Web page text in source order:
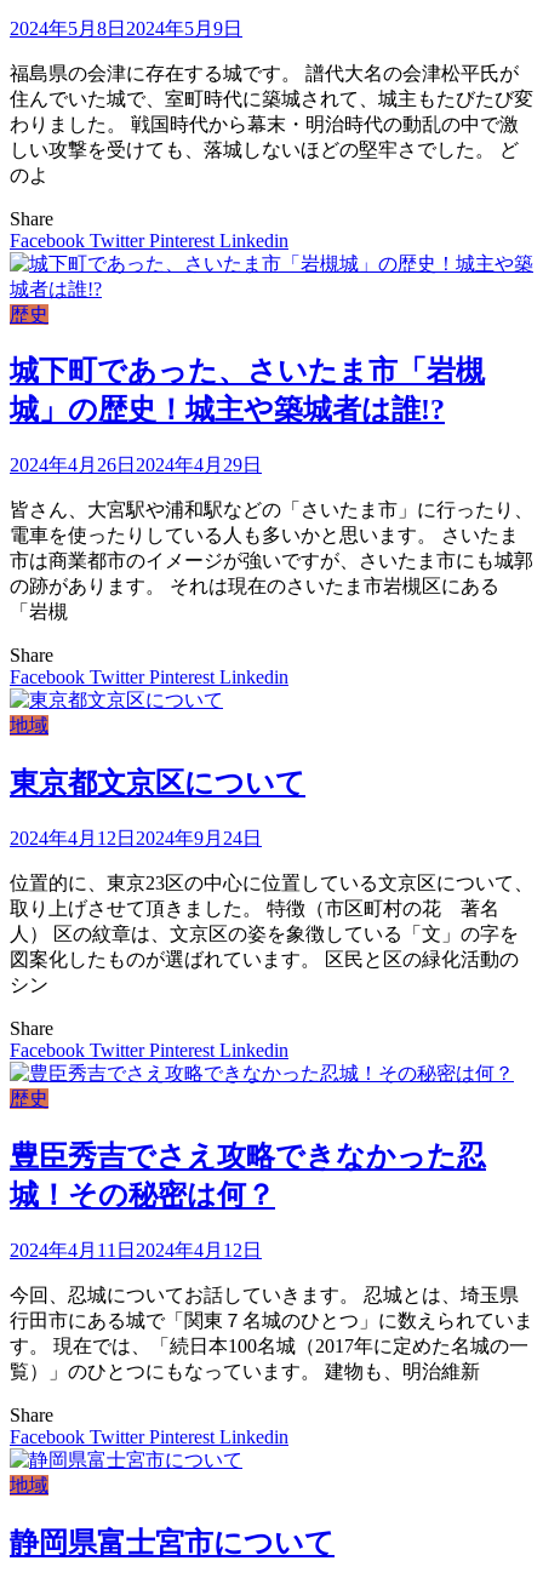
2024年5月8日 2024年5月9日
福島県の会津に存在する城です。 譜代大名の会津松平氏が
住んでいた城で、室町時代に築城されて、城主もたびたび変
わりました。 戦国時代から幕末・明治時代の動乱の中で激
しい攻撃を受けても、落城しないほどの堅牢さでした。 ど
のよ
Share
Facebook TwitterPinterest Linkedin
歴史
城下町であった、さいたま市「岩槻
城」の歴史！城主や築城者は誰!?
2024年4月26日 2024年4月29日
皆さん、大宮駅や浦和駅などの「さいたま市」に行ったり、
電車を使ったりしている人も多いかと思います。 さいたま
市は商業都市のイメージが強いですが、さいたま市にも城郭
の跡があります。 それは現在のさいたま市岩槻区にある
「岩槻
Share
Facebook TwitterPinterest Linkedin
地域
東京都文京区について
2024年4月12日 2024年9月24日
位置的に、東京23区の中心に位置している文京区について、
取り上げさせて頂きました。 特徴（市区町村の花 著名
人） 区の紋章は、文京区の姿を象徴している「文」の字を
図案化したものが選ばれています。 区民と区の緑化活動の
シン
Share
Facebook TwitterPinterest Linkedin
歴史
豊臣秀吉でさえ攻略できなかった忍
城！その秘密は何？
2024年4月11日 2024年4月12日
今回、忍城についてお話していきます。 忍城とは、埼玉県
行田市にある城で「関東７名城のひとつ」に数えられていま
す。 現在では、「続日本100名城（2017年に定めた名城の一
覧）」のひとつにもなっています。 建物も、明治維新
Share
Facebook TwitterPinterest Linkedin
地域
静岡県富士宮市について